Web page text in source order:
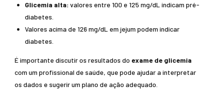
Glicemia alta: valores entre 100 e 125 mg/dL indicam pré-
diabetes.
Valores acima de 126 mg/dL em jejum podem indicar
diabetes.
É importante discutir os resultados do exame de glicemia
com um profissional de saúde, que pode ajudar a interpretar
os dados e sugerir um plano de ação adequado.